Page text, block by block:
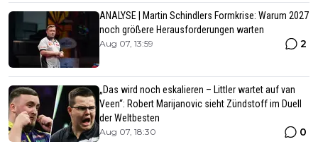
ANALYSE | Martin Schindlers Formkrise: Warum 2027
noch größere Herausforderungen warten
Aug 07, 13:59 2
„Das wird noch eskalieren – Littler wartet auf van
Veen“: Robert Marijanovic sieht Zündstoff im Duell
der Weltbesten
Aug 07, 18:30 0